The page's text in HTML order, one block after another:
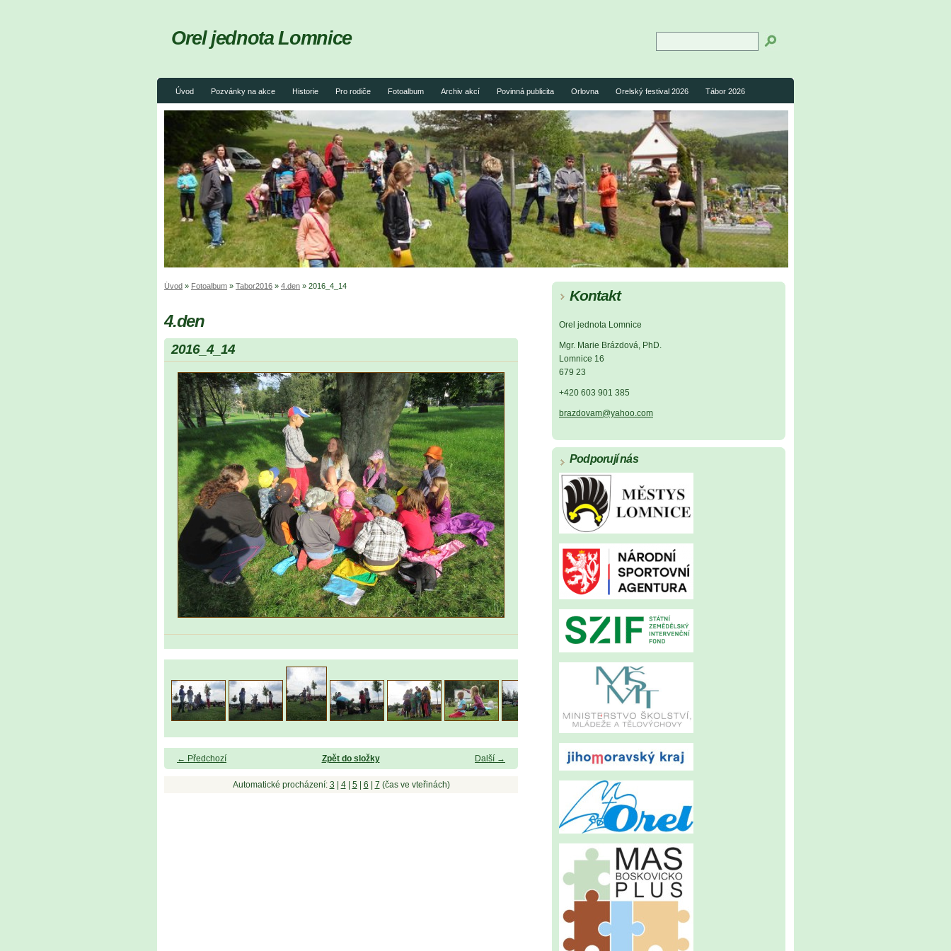
Úvod Pozvánky na akce Historie Pro rodiče Fotoalbum Archiv akcí Povinná publicita Orlovna Orelský festival 2026 Tábor 2026
Orel jednota Lomnice
Úvod » Fotoalbum » Tabor2016 » 4.den » 2016_4_14
4.den
2016_4_14
← Předchozí Další →
Zpět do složky
Automatické procházení: 3 4| 5| 6 7 (čas ve vteřinách)
Kontakt
Orel jednota Lomnice
Mgr. Marie Brázdová, PhD.
Lomnice 16
679 23
+420 603 901 385
brazdovam@yahoo.com
Podporují nás